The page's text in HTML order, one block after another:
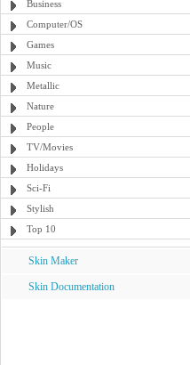
Business
Computer/OS
Games
Music
Metallic
Nature
People
TV/Movies
Holidays
Sci-Fi
Stylish
Top 10
Skin Maker
Skin Documentation